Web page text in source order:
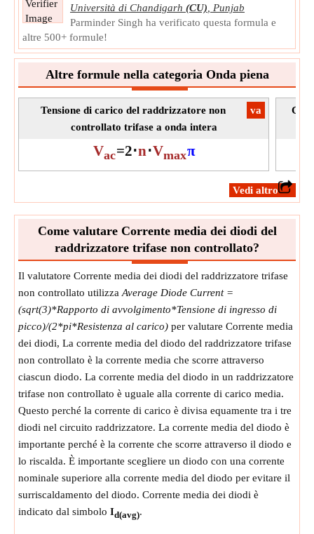
un tipo di circuito raddrizzatore che utilizza un carico
resistivo per convertire la tensione CA in tensione CC.
Simbolo: RL
Misurazione:Resistenza elettrica
Unità:Ω
Nota:Il valore deve essere maggiore di 0.
Università di Chandigarh (CU)
Punjab
Parminder Singh ha verificato questa formula e
altre 500+ formule!
Altre formule nella categoria Onda piena
​va
Tensione di carico del raddrizzatore non
controllato trifase a onda intera
Vac=2⋅n⋅Vmaxπ
​Vedi altro
Come valutare Corrente media dei diodi del
raddrizzatore trifase non controllato?
Il valutatore Corrente media dei diodi del raddrizzatore trifase
non controllato utilizza Average Diode Current =
(sqrt(3)*Rapporto di avvolgimento*Tensione di ingresso di
picco)/(2*pi*Resistenza al carico) per valutare Corrente media
dei diodi, La corrente media del diodo del raddrizzatore trifase
non controllato è la corrente media che scorre attraverso
ciascun diodo. La corrente media del diodo in un raddrizzatore
trifase non controllato è uguale alla corrente di carico media.
Questo perché la corrente di carico è divisa equamente tra i tre
diodi nel circuito raddrizzatore. La corrente media del diodo è
importante perché è la corrente che scorre attraverso il diodo e
lo riscalda. È importante scegliere un diodo con una corrente
nominale superiore alla corrente media del diodo per evitare il
surriscaldamento del diodo. Corrente media dei diodi è
indicato dal simbolo Id(avg).